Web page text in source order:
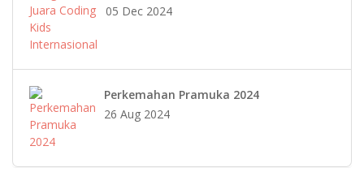
05 Dec 2024
Perkemahan Pramuka 2024
26 Aug 2024